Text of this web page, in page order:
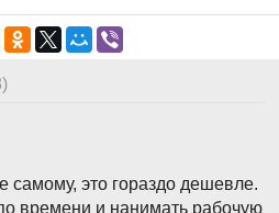
самому, это гораздо дешевле.
времени и нанимать рабочую